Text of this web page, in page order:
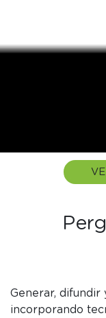
Generar, difundir
incorporando